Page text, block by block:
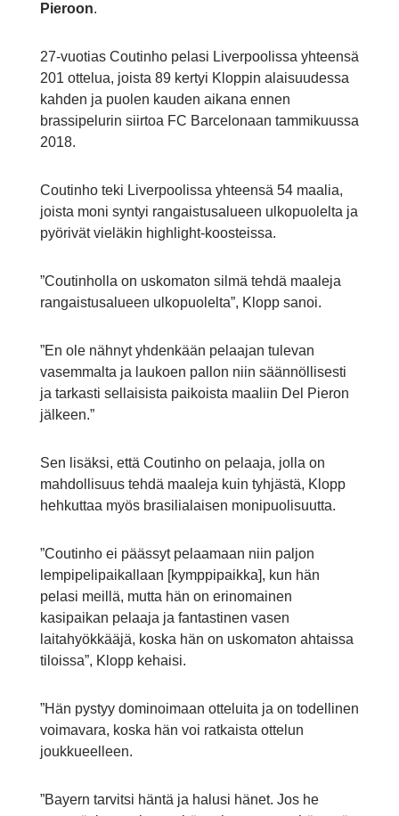
Pieroon.
27-vuotias Coutinho pelasi Liverpoolissa yhteensä
201 ottelua, joista 89 kertyi Kloppin alaisuudessa
kahden ja puolen kauden aikana ennen
brassipelurin siirtoa FC Barcelonaan tammikuussa
2018.
Coutinho teki Liverpoolissa yhteensä 54 maalia,
joista moni syntyi rangaistusalueen ulkopuolelta ja
pyörivät vieläkin highlight-koosteissa.
”Coutinholla on uskomaton silmä tehdä maaleja
rangaistusalueen ulkopuolelta”, Klopp sanoi.
”En ole nähnyt yhdenkään pelaajan tulevan
vasemmalta ja laukoen pallon niin säännöllisesti
ja tarkasti sellaisista paikoista maaliin Del Pieron
jälkeen.”
Sen lisäksi, että Coutinho on pelaaja, jolla on
mahdollisuus tehdä maaleja kuin tyhjästä, Klopp
hehkuttaa myös brasilialaisen monipuolisuutta.
”Coutinho ei päässyt pelaamaan niin paljon
lempipelipaikallaan [kymppipaikka], kun hän
pelasi meillä, mutta hän on erinomainen
kasipaikan pelaaja ja fantastinen vasen
laitahyökkääjä, koska hän on uskomaton ahtaissa
tiloissa”, Klopp kehaisi.
”Hän pystyy dominoimaan otteluita ja on todellinen
voimavara, koska hän voi ratkaista ottelun
joukkueelleen.
”Bayern tarvitsi häntä ja halusi hänet. Jos he